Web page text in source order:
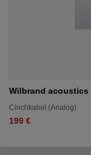
Wilbrand acoustics
Cinchkabel (Analog)
199 €